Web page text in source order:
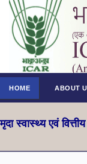
HOME ABOUT
मृदा स्वास्थ्य एवं